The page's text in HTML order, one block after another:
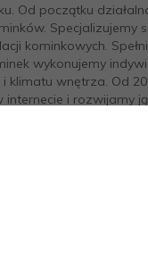
Od początku
Specjalizujemy
kominkowych.
wykonujemy
klimatu wnętrza. Od
internecie i rozwijamy